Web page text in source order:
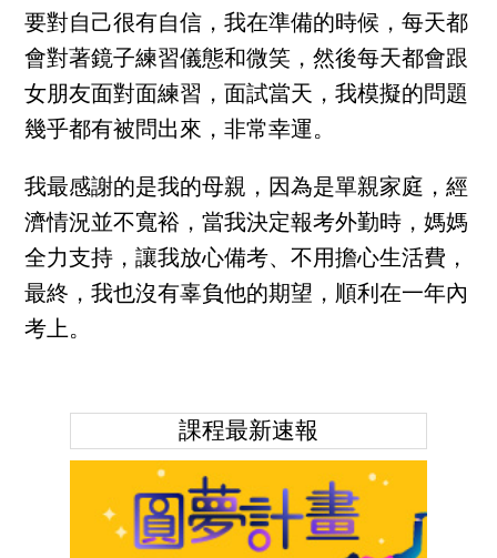
課程最新速報
要對自己很有自信，我在準備的時候，每天都
會對著鏡子練習儀態和微笑，然後每天都會跟
女朋友面對面練習，面試當天，我模擬的問題
幾乎都有被問出來，非常幸運。
我最感謝的是我的母親，因為是單親家庭，經
濟情況並不寬裕，當我決定報考外勤時，媽媽
全力支持，讓我放心備考、不用擔心生活費，
最終，我也沒有辜負他的期望，順利在一年內
考上。